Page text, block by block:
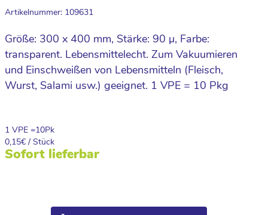
Artikelnummer: 109631
Größe: 300 x 400 mm, Stärke: 90 µ, Farbe:
transparent. Lebensmittelecht. Zum Vakuumieren
und Einschweißen von Lebensmitteln (Fleisch,
Wurst, Salami usw.) geeignet. 1 VPE = 10 Pkg
1 VPE =10Pk
0,15€ / Stück
Sofort lieferbar